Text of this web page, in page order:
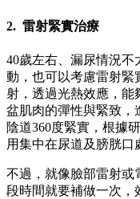
2. 雷射緊實治療
40歲左右、漏尿情況
動，也可以考慮雷射緊
射，透過光熱效應，能
盆肌肉的彈性與緊致，
陰道360度緊實，根據
用集中在尿道及膀胱口
不過，就像臉部雷射或
段時間就要補做一次，